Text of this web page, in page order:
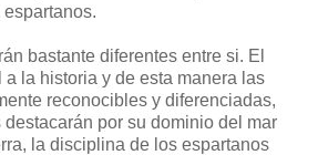
bastante diferentes entre si. El
a la historia y de esta manera las
reconocibles y diferenciadas,
por su dominio del mar
la disciplina de los espartanos